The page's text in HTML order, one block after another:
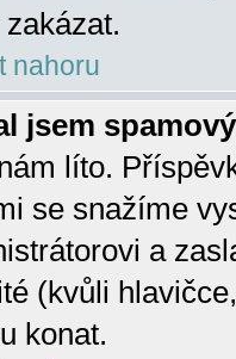
nahoru
jsem
líto.
se snažíme
a
(kvůli
konat.